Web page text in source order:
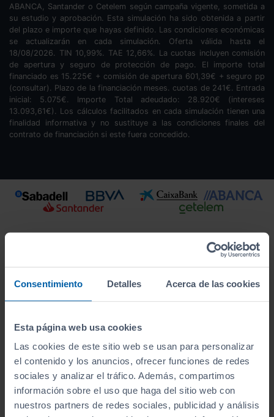
Consentimiento Detalles Acerca de las cookies
Esta página web usa cookies
Las cookies de este sitio web se usan para personalizar
el contenido y los anuncios, ofrecer funciones de redes
sociales y analizar el tráfico. Además, compartimos
información sobre el uso que haga del sitio web con
nuestros partners de redes sociales, publicidad y análisis
ABANCA, Santander o Cetelem según campaña vigente, sometida a
su estudio y aprobación. Esta simulación ha sido obtenida a partir
del plazo e importe que hayas definido. Las condiciones económicas
se actualizarán en cada simulación. Oferta válida hasta el
18/08/2026. TIN 10,99%. TAE 12,66%. La cuotas incluyen comisión
de apertura y seguro de protección de pago. El importe total
financiado es 15.225€ + comisión de apertura 601,39€ + seguro pp
(consultar). Plazo de la financiación meses. cuotas de 241€. Entrada
inicial: 5.075€. Importe Total adeudado: 28.920€ (intereses
13.093,61€). Los cálculos facilitados en cada simulación tienen una
finalidad informativa y no sustituye a las condiciones finales del
contrato de financiación si este fuera concedido.
Este vehículo se encuentra en:
Bétula Ourense
Ver localización y horarios